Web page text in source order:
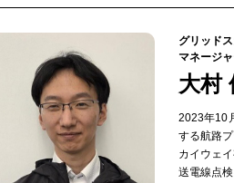
グリッド
マネージ
大村
2023年10
する航路
カイウェ
送電線点